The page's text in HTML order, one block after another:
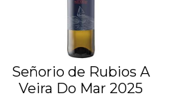
Señorio de Rubios A
Veira Do Mar 2025